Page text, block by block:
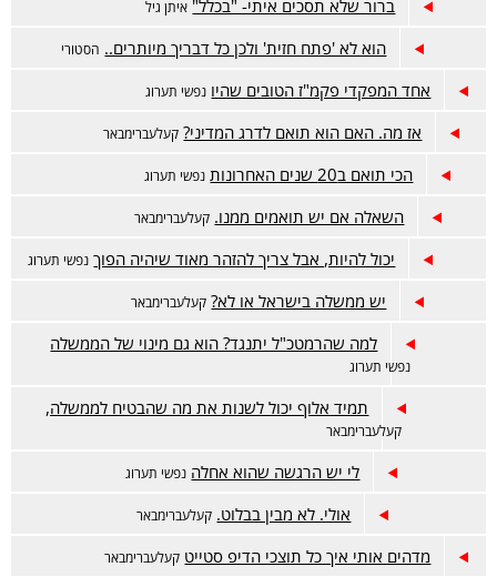
ברור שלא תסכים איתי- "בכלל" איתן גיל
הוא לא 'פתח חזית' ולכן כל דבריך מיותרים.. הסטורי
אחד המפקדי פקמ"ז הטובים שהיו נפשי תערוג
אז מה. האם הוא תואם לדרג המדיני? קעלעברימבאר
הכי תואם ב20 שנים האחרונות נפשי תערוג
השאלה אם יש תואמים ממנו. קעלעברימבאר
יכול להיות, אבל צריך להזהר מאוד שיהיה הפוך נפשי תערוג
יש ממשלה בישראל או לא? קעלעברימבאר
למה שהרמטכ"ל יתנגד? הוא גם מינוי של הממשלה
נפשי תערוג
תמיד אלוף יכול לשנות את מה שהבטיח לממשלה,
קעלעברימבאר
לי יש הרגשה שהוא אחלה נפשי תערוג
אולי. לא מבין בבלוט. קעלעברימבאר
מדהים אותי איך כל תוצכי הדיפ סטייט קעלעברימבאר